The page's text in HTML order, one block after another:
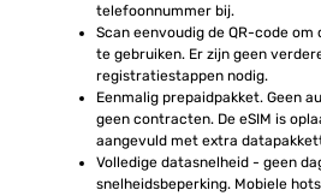
telefoonnummer bij.
Scan eenvoudig de QR-code om
te gebruiken. Er zijn geen
registratiestappen nodig.
Eenmalig prepaidpakket. Geen
geen contracten. De eSIM is
aangevuld met extra
Volledige datasnelheid - geen
snelheidsbeperking. Mobiele